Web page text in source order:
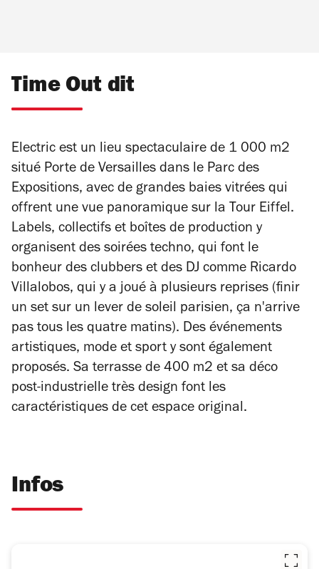
Time Out dit
Electric est un lieu spectaculaire de 1 000 m2
situé Porte de Versailles dans le Parc des
Expositions, avec de grandes baies vitrées qui
offrent une vue panoramique sur la Tour Eiffel.
Labels, collectifs et boîtes de production y
organisent des soirées techno, qui font le
bonheur des clubbers et des DJ comme Ricardo
Villalobos, qui y a joué à plusieurs reprises (finir
un set sur un lever de soleil parisien, ça n'arrive
pas tous les quatre matins). Des événements
artistiques, mode et sport y sont également
proposés. Sa terrasse de 400 m2 et sa déco
post-industrielle très design font les
caractéristiques de cet espace original.
Infos